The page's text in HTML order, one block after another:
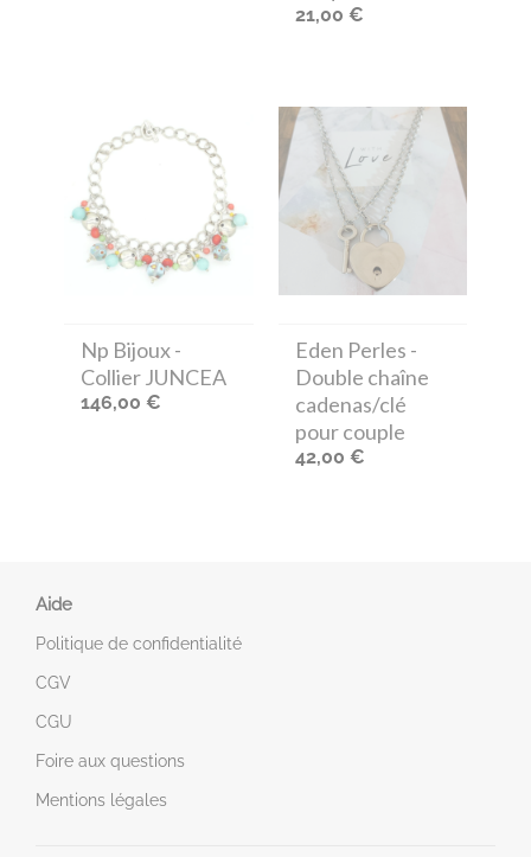
21,00 €
Np Bijoux-
Collier JUNCEA
146,00 €
Eden Perles -
Double chaîne
cadenas/clé
pour couple
42,00 €
Aide
Politique de confidentialité
CGV
CGU
Foire aux questions
Mentions légales